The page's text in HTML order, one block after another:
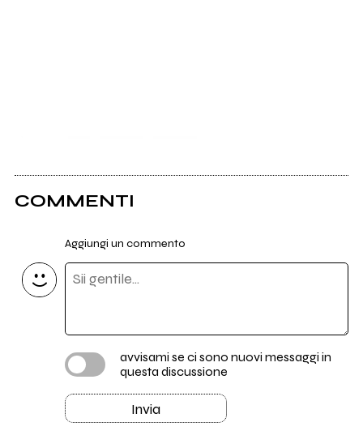
COMMENTI
Aggiungi un commento
avvisami se ci sono nuovi messaggi in
questa discussione
Invia